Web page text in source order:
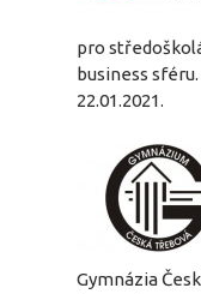
pro
business
22.01.2021.
Gymnázia